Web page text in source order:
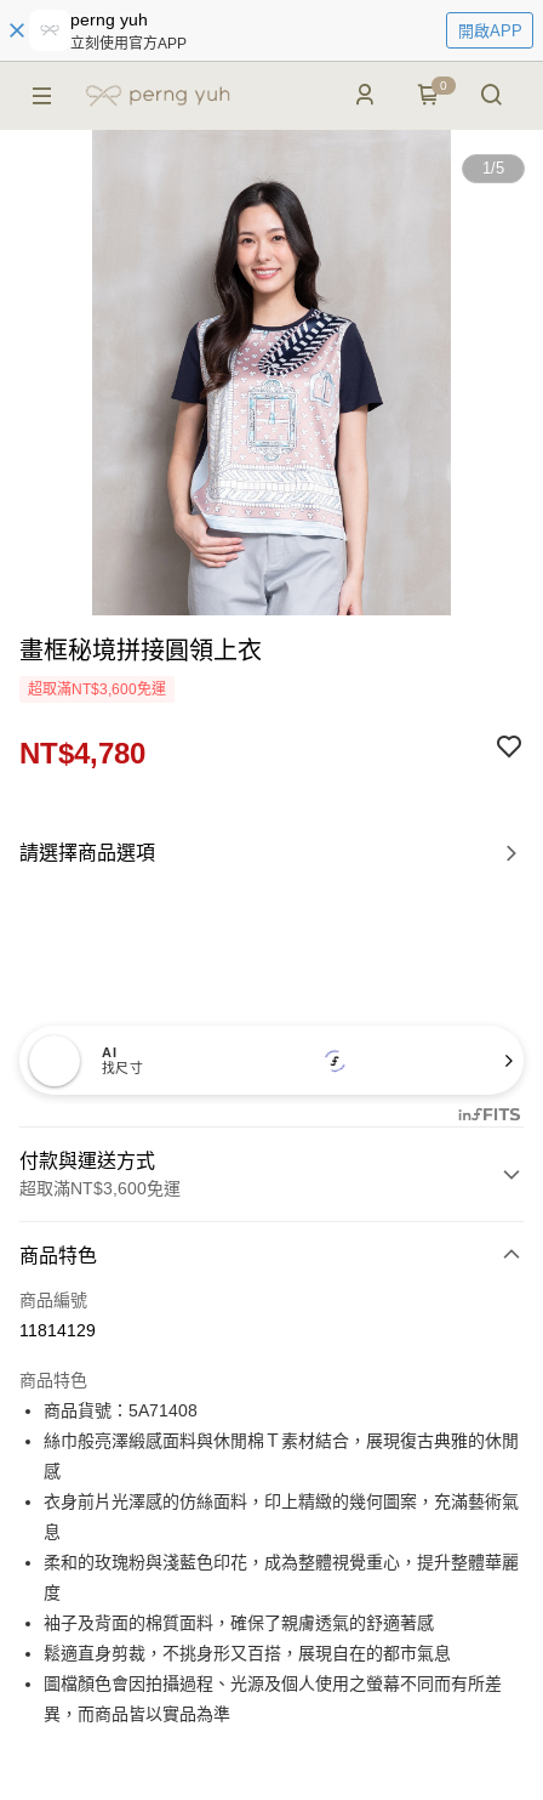
perng yuh
立刻使用官方APP
開啟APP
0
1/5
畫框秘境拼接圓領上衣
超取滿NT$3,600免運
NT$4,780
請選擇商品選項
AI
找尺寸
付款與運送方式
超取滿NT$3,600免運
信用卡一次付款
信用卡分期付款
合作金庫商業銀行
華南商業銀行
上海商業儲蓄銀行
台北富邦商業銀行
國泰世華商業銀行
臺灣中小企業銀行
台中商業銀行
匯豐（台灣）商業銀行
聯邦商業銀行
元大商業銀行
永豐商業銀行
玉山商業銀行
台新國際商業銀行
中國信託商業銀行
台灣樂天信用卡公司
LINE Pay
Apple Pay
街口支付
AFTEE先享後付
相關說明
【關於「AFTEE先享後付」】
AFTEE先享後付是「在收到商品之後才付款」的支付方式。 讓您購物簡單
便利好安心！
１．簡單：不需註冊會員、不需綁卡、不需儲值。
２．便利：只要手機號碼，簡訊認證，即可結帳。
付款後全家FamilyMart取貨
商品特色
商品編號
11814129
商品特色
商品貨號：5A71408
絲巾般亮澤緞感面料與休閒棉Ｔ素材結合，展現復古典雅的休閒
感
衣身前片光澤感的仿絲面料，印上精緻的幾何圖案，充滿藝術氣
息
柔和的玫瑰粉與淺藍色印花，成為整體視覺重心，提升整體華麗
度
袖子及背面的棉質面料，確保了親膚透氣的舒適著感
鬆適直身剪裁，不挑身形又百搭，展現自在的都市氣息
圖檔顏色會因拍攝過程、光源及個人使用之螢幕不同而有所差
異，而商品皆以實品為準